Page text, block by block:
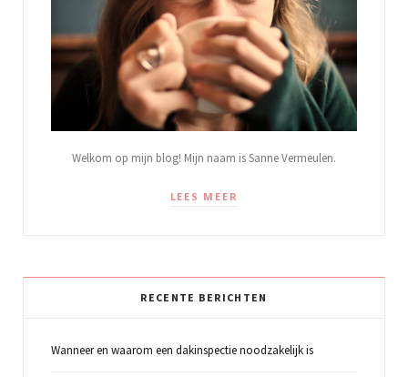
Welkom op mijn blog! Mijn naam is Sanne Vermeulen.
LEES MEER
RECENTE BERICHTEN
Wanneer en waarom een dakinspectie noodzakelijk is